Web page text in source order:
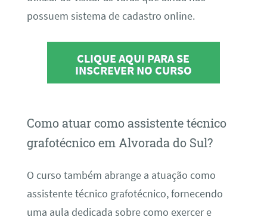
possuem sistema de cadastro online.
CLIQUE AQUI PARA SE
INSCREVER NO CURSO
Como atuar como assistente técnico
grafotécnico em Alvorada do Sul?
O curso também abrange a atuação como
assistente técnico grafotécnico, fornecendo
uma aula dedicada sobre como exercer e